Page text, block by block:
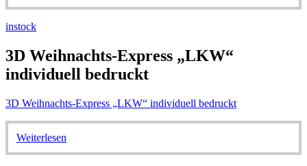
instock
3D Weihnachts-Express „LKW“
individuell bedruckt
3D Weihnachts-Express „LKW“ individuell bedruckt
Weiterlesen